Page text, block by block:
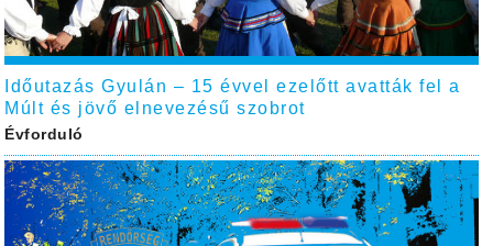
Időutazás Gyulán – 15 évvel ezelőtt avatták fel a
Múlt és jövő elnevezésű szobrot
Évforduló